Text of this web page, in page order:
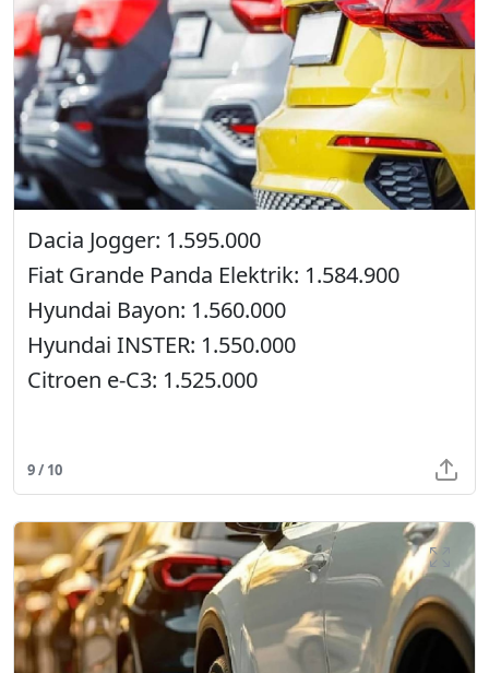
Dacia Jogger: 1.595.000
Fiat Grande Panda Elektrik: 1.584.900
Hyundai Bayon: 1.560.000
Hyundai INSTER: 1.550.000
Citroen e-C3: 1.525.000
9 / 10